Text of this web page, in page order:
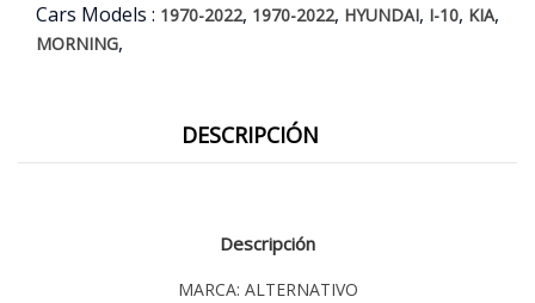
Cars Models : 1970-2022, 1970-2022, HYUNDAI, I-10, KIA,
MORNING,
DESCRIPCIÓN
Descripción
MARCA: ALTERNATIVO